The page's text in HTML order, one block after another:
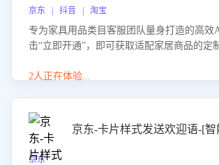
京东 | 抖音 | 淘宝
专为家具用品类目客服团队量身打造的高效
击“立即开通”，即可获取适配家居商品的定
能、尺寸参数咨询等高频场景下的专业应对
2人正在体验...
京东